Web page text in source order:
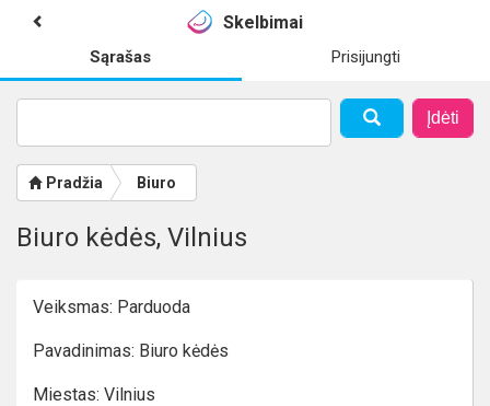
Skelbimai
Sąrašas Prisijungti
Įdėti
Pradžia Biuro
Biuro kėdės, Vilnius
Veiksmas: Parduoda
Pavadinimas: Biuro kėdės
Miestas: Vilnius